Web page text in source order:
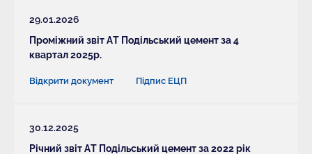
Проміжний звіт АТ Подільський цемент за 4
квартал 2025р.
29.01.2026
Відкрити документ Підпис ЕЦП
Річний звіт АТ Подільський цемент за 2022 рік
30.12.2025